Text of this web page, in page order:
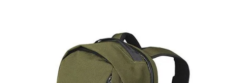
ブランドから選ぶ